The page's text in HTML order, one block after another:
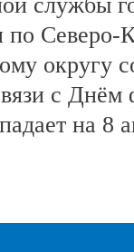
по Северо-
округу
с Днём
на 8